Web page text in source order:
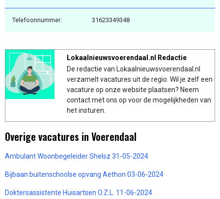
Telefoonnummer: 31623349348
Lokaalnieuwsvoerendaal.nl Redactie
De redactie van Lokaalnieuwsvoerendaal.nl
verzamelt vacatures uit de regio. Wil je zelf een
vacature op onze website plaatsen? Neem
contact met ons op voor de mogelijkheden van
het insturen.
Overige vacatures in Voerendaal
Ambulant Woonbegeleider Shelsz 31-05-2024
Bijbaan buitenschoolse opvang Aethon 03-06-2024
Doktersassistente Huisartsen O.Z.L. 11-06-2024